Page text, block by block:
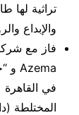
تراثية لها
والإبداع
المختلطة